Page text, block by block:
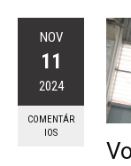
NOV
11
2024
COMENTÁR
IOS